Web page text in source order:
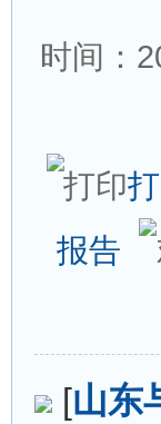
时间：
报告
[山东